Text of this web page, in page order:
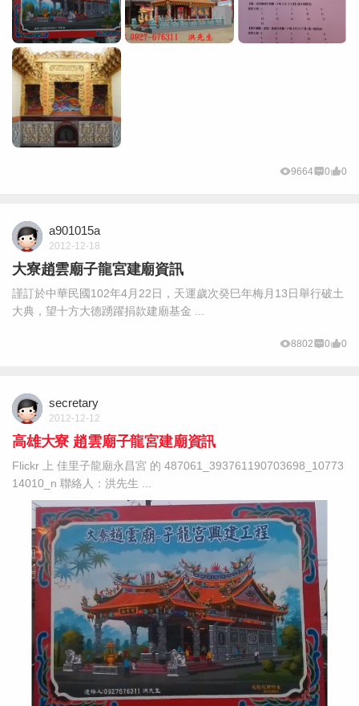
9664 0 0
a901015a
2012-12-18
大寮趙雲廟子龍宮建廟資訊
謹訂於中華民國102年4月22日，天運歲次癸巳年梅月13日舉行破土
大典，望十方大德踴躍捐款建廟基金 ...
8802 0 0
secretary
2012-12-12
高雄大寮 趙雲廟子龍宮建廟資訊
Flickr 上 佳里子龍廟永昌宮 的 487061_393761190703698_10773
14010_n 聯絡人：洪先生 ...